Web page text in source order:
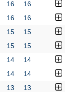
16
16
16
16
15
15
15
15
14
14
14
14
13
13